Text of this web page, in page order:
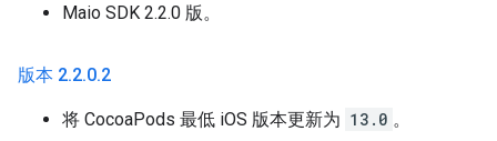
Maio SDK 2.2.0 版。
版本 2.2.0.2
将 CocoaPods 最低 iOS 版本更新为 13.0 。